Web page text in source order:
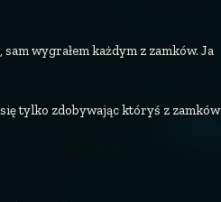
wygrałem każdym z zamków. Ja
tylko zdobywając któryś z zamków